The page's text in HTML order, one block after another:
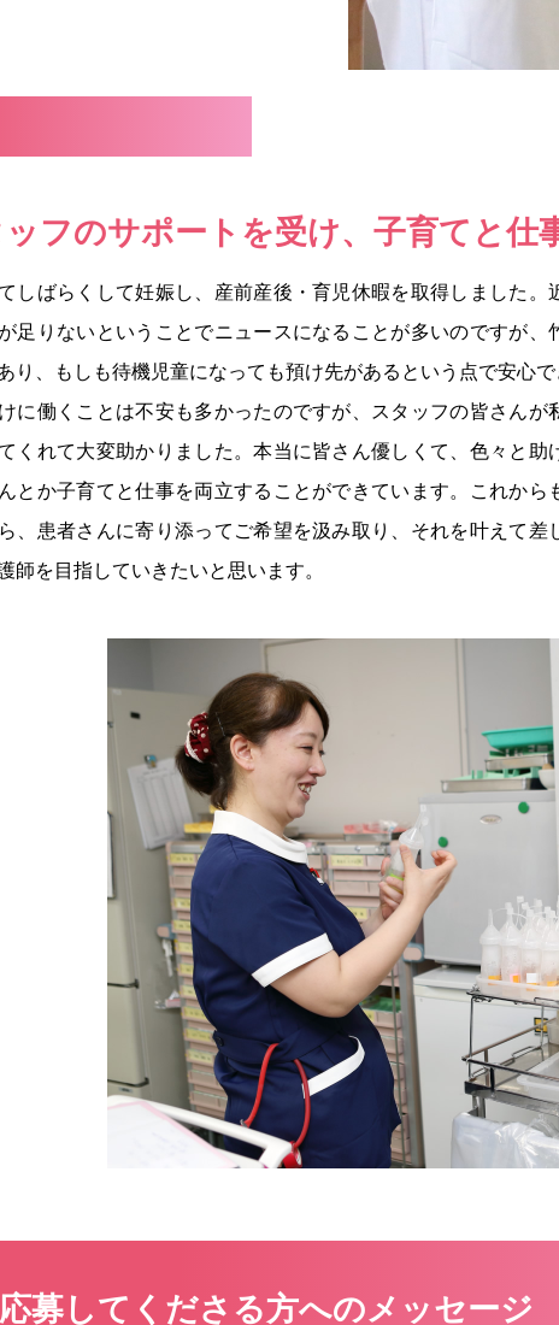
フのサポートを受け、 子育てと仕
しばらくして妊娠し、産前産後・育児休暇を取得しました。
足りないということでニュースになることが多いのですが、
り、もしも待機児童になっても預け先があるという点で安心で
に働くことは不安も多かったのですが、スタッフの皆さんが
くれて大変助かりました。本当に皆さん優しくて、色々と助
とか子育てと仕事を両立することができています。これから
、患者さんに寄り添ってご希望を汲み取り、それを叶えて差
師を目指していきたいと思います。
応募してくださる方へのメッセージ